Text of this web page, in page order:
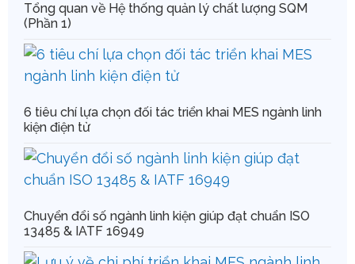
Tổng quan về Hệ thống quản lý chất lượng SQM
(Phần 1)
6 tiêu chí lựa chọn đối tác triển khai MES ngành linh
kiện điện tử
Chuyển đổi số ngành linh kiện giúp đạt chuẩn ISO
13485 & IATF 16949